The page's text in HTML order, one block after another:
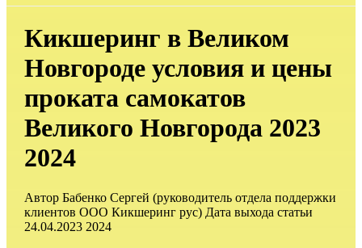
Кикшеринг в Великом
Новгороде условия и цены
проката самокатов
Великого Новгорода 2023
2024
АвторБабенко Сергей (руководитель отдела поддержки
клиентов ООО Кикшеринг рус) Дата выхода статьи
24.04.2023 2024